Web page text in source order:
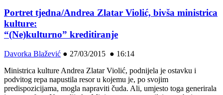
Portret tjedna/Andrea Zlatar Violić, bivša ministrica
kulture:
“(Ne)kulturno” kreditiranje
Davorka Blažević ● 27/03/2015 ● 16:14
Ministrica kulture Andrea Zlatar Violić, podnijela je ostavku i
podvitog repa napustila resor u kojemu je, po svojim
predispozicijama, mogla napraviti čuda. Ali, umjesto toga generirala